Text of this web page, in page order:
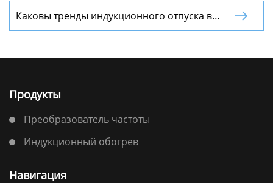
Каковы тренды индукционного отпуска в
Китае?

Продукты
Преобразователь частоты
Индукционный обогрев
Навигация